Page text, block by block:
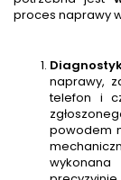
proces naprawy
naprawy,
telefon i
powodem